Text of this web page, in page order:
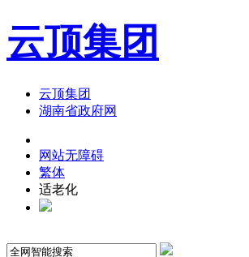
云顶集团
云顶集团
湖南省政府网
网站无障碍
繁体
适老化